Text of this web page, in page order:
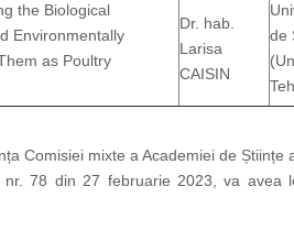
the Biological
Environmentally
as Poultry
Dr. hab.
Larisa
CAISIN
de
Comisiei mixte a Academiei de
nr. 78 din 27 februarie 2023, va